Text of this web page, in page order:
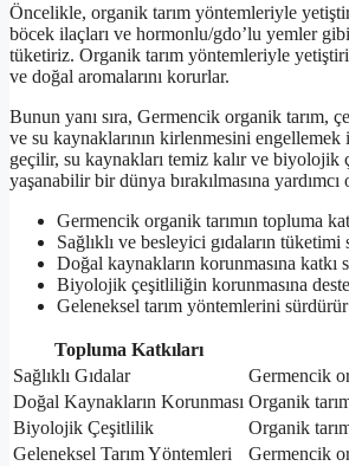
Öncelikle, organik tarım yöntemleriyle
böcek ilaçları ve hormonlu/gdo’lu yemler
tüketiriz. Organik tarım yöntemleriyle
ve doğal aromalarını korurlar.
Bunun yanı sıra, Germencik organik tarım,
ve su kaynaklarının kirlenmesini
geçilir, su kaynakları temiz kalır ve biyolojik
yaşanabilir bir dünya bırakılmasına yardımcı
Germencik organik tarımın topluma
Sağlıklı ve besleyici gıdaların tüketimi
Doğal kaynakların korunmasına katkı
Biyolojik çeşitliliğin korunmasına
Geleneksel tarım yöntemlerini sürdürür
Topluma Katkıları
Sağlıklı Gıdalar
Germencik
Doğal Kaynakların Korunması Organik
Biyolojik Çeşitlilik
Organik
Geleneksel Tarım Yöntemleri
Germencik